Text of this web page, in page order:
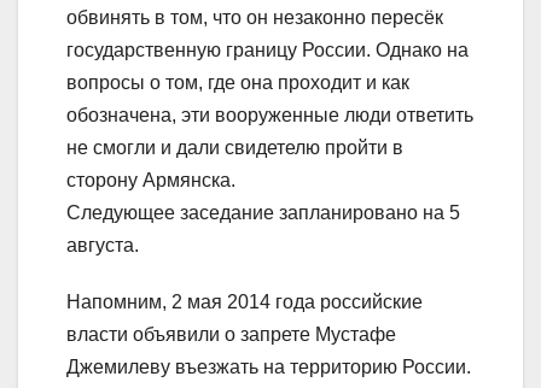
обвинять в том, что он незаконно пересёк
государственную границу России. Однако на
вопросы о том, где она проходит и как
обозначена, эти вооруженные люди ответить
не смогли и дали свидетелю пройти в
сторону Армянска.
Следующее заседание запланировано на 5
августа.
Напомним, 2 мая 2014 года российские
власти объявили о запрете Мустафе
Джемилеву въезжать на территорию России.